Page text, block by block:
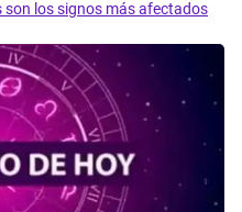
los signos más afectados